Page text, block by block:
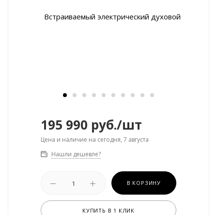
195 990 руб./шт
Цена и наличие на сегодня, 7 августа
Нашли дешевле?
В КОРЗИНУ
КУПИТЬ В 1 КЛИК